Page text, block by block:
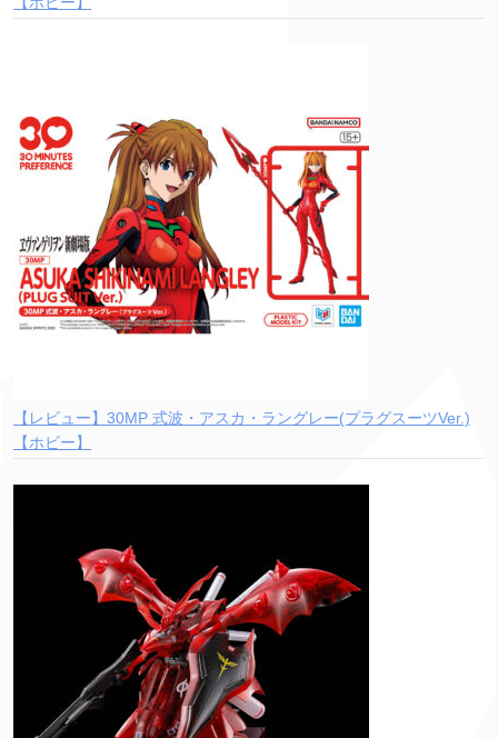
【レビュー】30MP 式波・アスカ・ラングレー(プラグスーツVer.)
【ホビー】